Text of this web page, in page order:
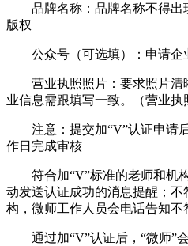
品牌名称：品牌名称不得
版权
公众号（可选填）：申请企
营业执照照片：要求照片
业信息需跟填写一致。（营业执
注意：提交加“V”认证申请
作日完成审核
符合加“V”标准的老师和机
动发送认证成功的消息提醒；不
构，微师工作人员会电话告知不
通过加“V”认证后，“微师”